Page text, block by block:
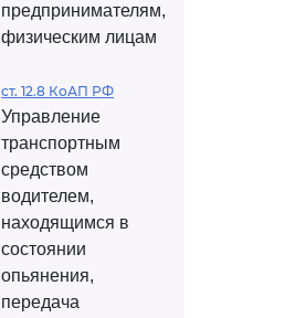
предпринимателям,
физическим лицам
ст. 12.8 КоАП РФ
Управление
транспортным
средством
водителем,
находящимся в
состоянии
опьянения,
передача